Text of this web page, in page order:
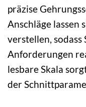
präzise
Anschläge lassen
verstellen,
Anforderungen
lesbare Skala
der